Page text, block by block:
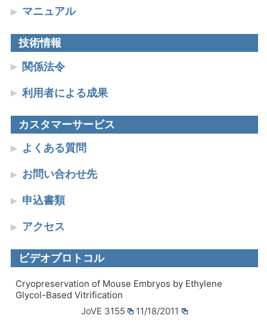
マニュアル
技術情報
関係法令
利用者による成果
カスタマーサービス
よくある質問
お問い合わせ先
申込書類
アクセス
ビデオプロトコル
Cryopreservation of Mouse Embryos by Ethylene
Glycol-Based Vitrification
JoVE 3155
11/18/2011